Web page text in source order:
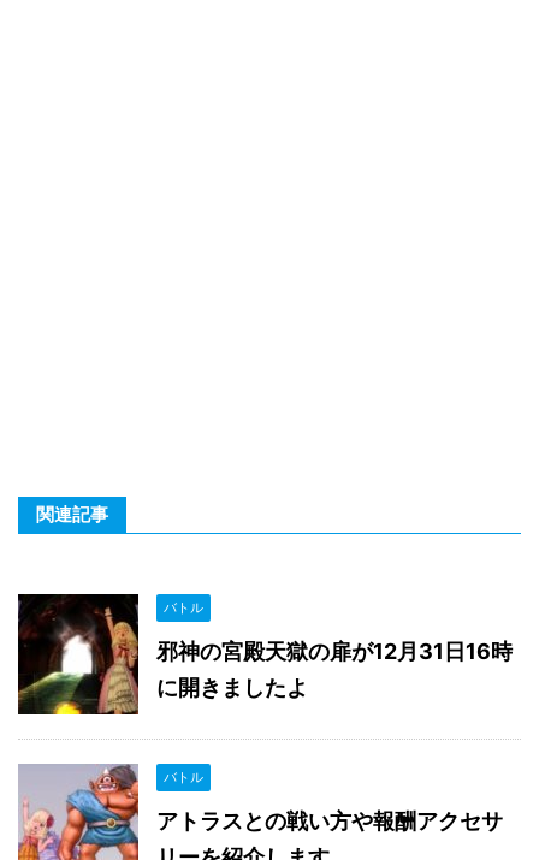
関連記事
バトル
邪神の宮殿天獄の扉が12月31日16時
に開きましたよ
バトル
アトラスとの戦い方や報酬アクセサ